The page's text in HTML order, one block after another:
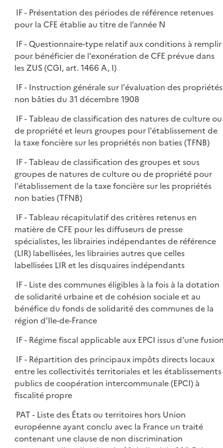
IF - Présentation des périodes de référence retenues
pour la CFE établie au titre de l’année N
IF - Questionnaire-type relatif aux conditions à remplir
pour bénéficier de l'exonération de CFE prévue dans
les ZUS (CGI, art. 1466 A, I)
IF - Instruction générale sur l'évaluation des propriétés
non bâties du 31 décembre 1908
IF - Tableau de classification des natures de culture ou
de propriété et leurs groupes pour l'établissement de
la taxe foncière sur les propriétés non baties (TFNB)
IF - Tableau de classification des groupes et sous
groupes de natures de culture ou de propriété pour
l'établissement de la taxe foncière sur les propriétés
non baties (TFNB)
IF - Tableau récapitulatif des critères retenus en
matière de CFE pour les diffuseurs de presse
spécialistes, les librairies indépendantes de référence
(LIR) labellisées, les librairies autres que celles
labellisées LIR et les disquaires indépendants
IF - Liste des communes éligibles à la fois à la dotation
de solidarité urbaine et de cohésion sociale et au
bénéfice du fonds de solidarité des communes de la
région d'Ile-de-France
IF - Régime fiscal applicable aux EPCI issus d'une
IF - Répartition des principaux impôts directs locaux
entre les collectivités territoriales et les établissements
publics de coopération intercommunale (EPCI) à
fiscalité propre
PAT - Liste des États ou territoires hors Union
européenne ayant conclu avec la France un traité
contenant une clause de non discrimination